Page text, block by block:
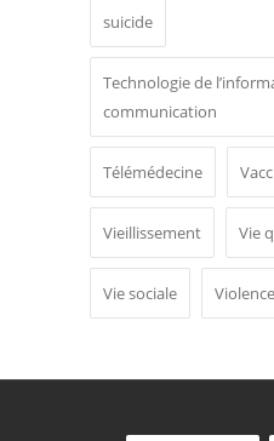
suicide
Technologie de
communication
Télémédecine
Vieillissement Vie
Vie sociale